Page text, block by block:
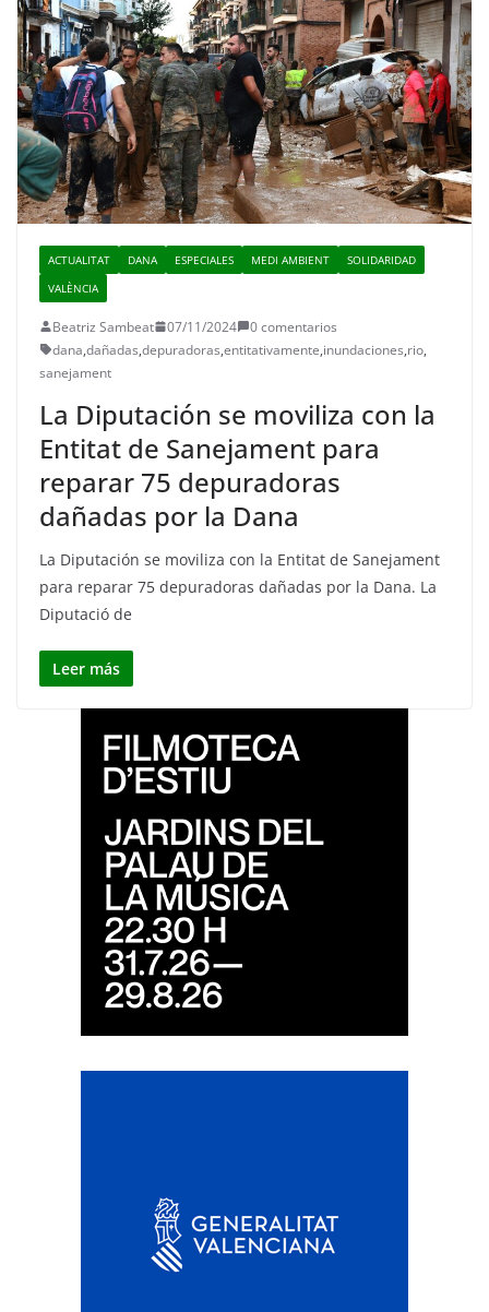
ACTUALITAT DANA ESPECIALES MEDI AMBIENT
SOLIDARIDAD
VALÈNCIA
Beatriz Sambeat 07/11/2024
0 comentarios
dana,dañadas,depuradoras,entitativamente,inundaciones,rio,
sanejament
La Diputación se moviliza con la
Entitat de Sanejament para
reparar 75 depuradoras
dañadas por la Dana
La Diputación se moviliza con la Entitat de Sanejament
para reparar 75 depuradoras dañadas por la Dana. La
Diputació de
Leer más